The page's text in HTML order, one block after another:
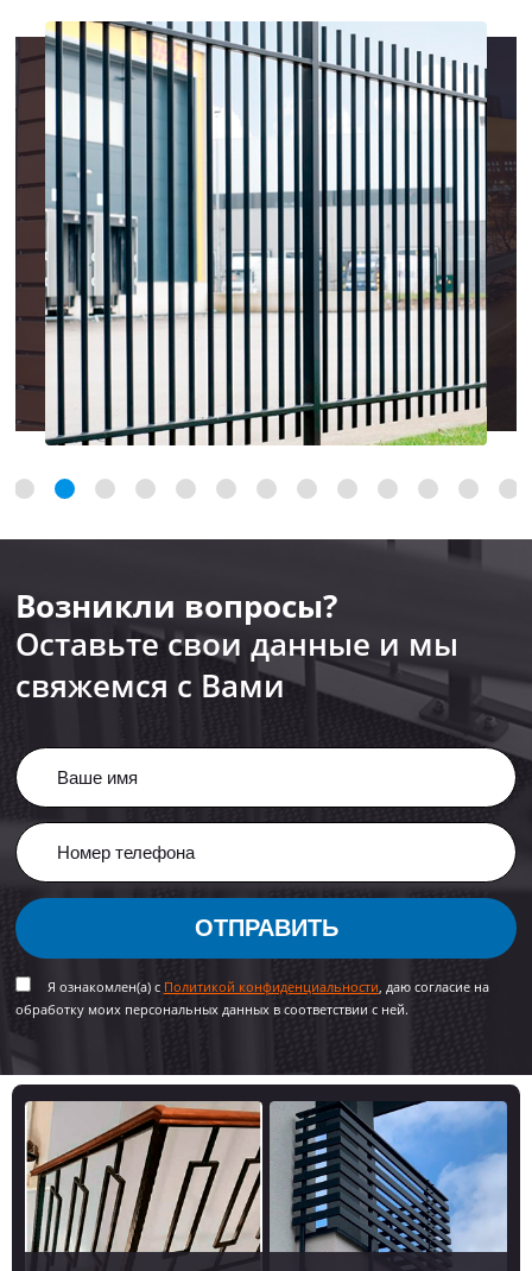
Возникли вопросы?
Оставьте свои данные и мы
свяжемся с Вами
ОТПРАВИТЬ
Я ознакомлен(а) с Политикой конфиденциальности , даю согласие на
обработку моих персональных данных в соответствии с ней.